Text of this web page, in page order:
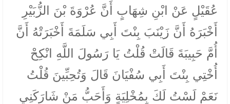
عُقَيْلٍ عَنْ ابْنِ شِهَابٍ أَنَّ عُرْوَةَ بْنَ الزُّبَيْرِ
أَخْبَرَهُ أَنَّ زَيْنَبَ بِنْتَ أَبِي سَلَمَةَ أَخْبَرَتْهُ أَنَّ
أُمَّ حَبِيبَةَ قَالَتْ قُلْتُ يَا رَسُولَ اللَّهِ انْكِحْ
أُخْتِي بِنْتَ أَبِي سُفْيَانَ قَالَ وَتُحِبِّينَ قُلْتُ
نَعَمْ لَسْتُ لَكَ بِمُخْلِيَةٍ وَأَحَبُّ مَنْ شَارَكَنِي